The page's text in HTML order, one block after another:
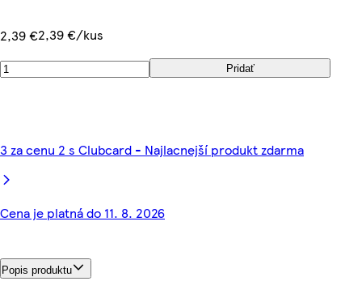
2,39 €2,39 €/kus
Pridať
3 za cenu 2 s Clubcard - Najlacnejší produkt zdarma
Cena je platná do 11. 8. 2026
Popis produktu